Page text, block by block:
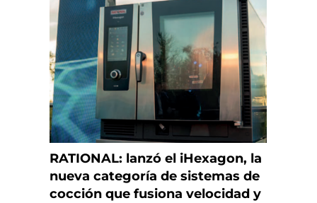
RATIONAL: lanzó el iHexagon, la
nueva categoría de sistemas de
cocción que fusiona velocidad y